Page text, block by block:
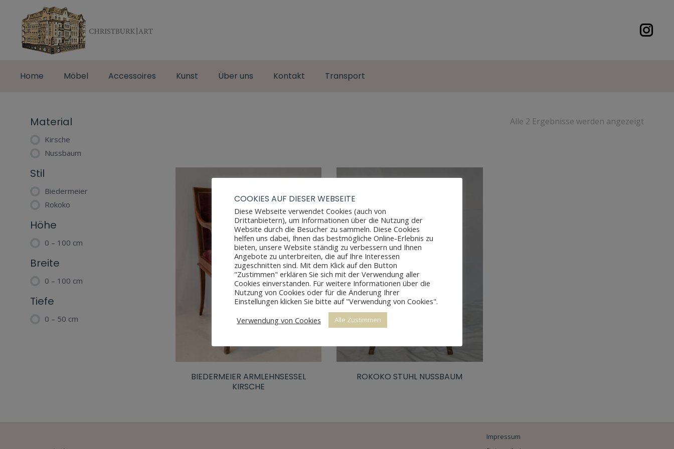
Home Möbel Accessoires Kunst Über uns Kontakt Transport
Alle 2 Ergebnisse werden angezeigt
BIEDERMEIER ARMLEHNSESSEL
KIRSCHE
ROKOKO STUHL NUSSBAUM
Material
Kirsche
Nussbaum
Stil
Biedermeier
Rokoko
Höhe
0 – 100 cm
Breite
0 – 100 cm
Tiefe
0 – 50 cm
Impressum
COOKIES AUF DIESER WEBSEITE
Diese Webseite verwendet Cookies (auch von
Drittanbietern), um Informationen über die Nutzung der
Website durch die Besucher zu sammeln. Diese Cookies
helfen uns dabei, Ihnen das bestmögliche Online-Erlebnis zu
bieten, unsere Website ständig zu verbessern und Ihnen
Angebote zu unterbreiten, die auf Ihre Interessen
zugeschnitten sind. Mit dem Klick auf den Button
"Zustimmen" erklären Sie sich mit der Verwendung aller
Cookies einverstanden. Für weitere Informationen über die
Nutzung von Cookies oder für die Änderung Ihrer
Einstellungen klicken Sie bitte auf "Verwendung von Cookies".
Verwendung von Cookies
Alle Zustimmen